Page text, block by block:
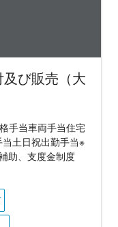
び販売（大
手当車両手当住宅
土日祝出勤手当※
助、支度金制度